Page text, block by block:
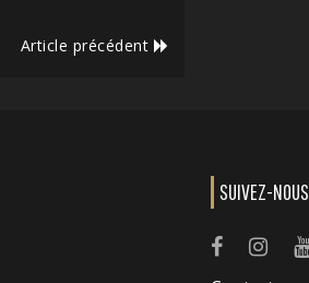
Article précédent
SUIVEZ-NOUS